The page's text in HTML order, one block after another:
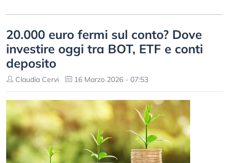
20.000 euro fermi sul conto? Dove
investire oggi tra BOT, ETF e conti
deposito
Claudia Cervi 16 Marzo 2026 - 07:53